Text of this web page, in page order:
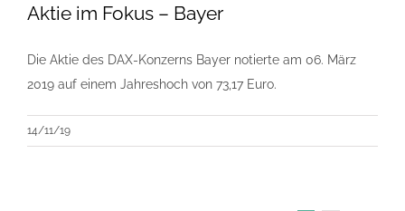
Aktie im Fokus – Bayer
Die Aktie des DAX-Konzerns Bayer notierte am 06. März
2019 auf einem Jahreshoch von 73,17 Euro.
14/11/19